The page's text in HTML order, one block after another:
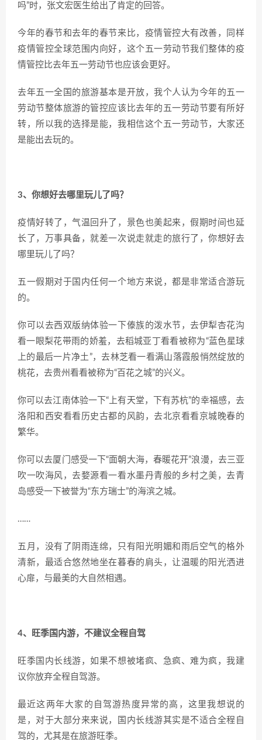
吗”时，张文宏医生给出了肯定的回答。
今年的春节和去年的春节来比，疫情管控大有改善，同样
疫情管控全球范围内向好，这个五一劳动节我们整体的疫
情管控比去年五一劳动节也应该会更好。
去年五一全国的旅游基本是开放，我个人认为今年的五一
劳动节整体旅游的管控应该比去年的五一劳动节要有所好
转，所以我的选择是能，我相信这个五一劳动节，大家还
是能出去玩的。
3、你想好去哪里玩儿了吗？
疫情好转了，气温回升了，景色也美起来，假期时间也延
长了，万事具备，就差一次说走就走的旅行了，你想好去
哪里玩儿了吗？
五一假期对于国内任何一个地方来说，都是非常适合游玩
的。
你可以去西双版纳体验一下傣族的泼水节，去伊犁杏花沟
看一眼梨花带雨的娇羞，去稻城亚丁看看被称为“蓝色星球
上的最后一片净土”，去林芝看一看满山落霞般悄然绽放的
桃花，去贵州看看被称为“百花之城”的兴义。
你可以去江南体验一下“上有天堂，下有苏杭”的幸福感，去
洛阳和西安看看历史古都的风韵，去北京看看京城晚春的
繁华。
你可以去厦门感受一下“面朝大海，春暖花开”浪漫，去三亚
吹一吹海风，去婺源看一看水墨丹青般的乡村之美，去青
岛感受一下被誉为“东方瑞士”的海滨之城。
……
五月，没有了阴雨连绵，只有阳光明媚和雨后空气的格外
清新，最适合悠然地坐在暮春的肩头，让温暖的阳光洒进
心扉，与最美的大自然相遇。
4、旺季国内游，不建议全程自驾
旺季国内长线游，如果不想被堵疯、急疯、难为疯，我建
议你放弃全程自驾游。
最近这两年大家的自驾游热度异常的高，这里我想说的
是，对于大部分来来说，国内长线游其实是不适合全程自
驾的，尤其是在旅游旺季。